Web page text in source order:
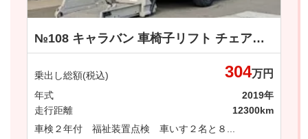
№108 キャラバン 車椅子リフト チェアキャブＭタイプ 日産
乗出し総額(税込) 304万円
年式
2019年
走行距離
12300km
車検２年付 福祉装置点検 車いす２名と８...